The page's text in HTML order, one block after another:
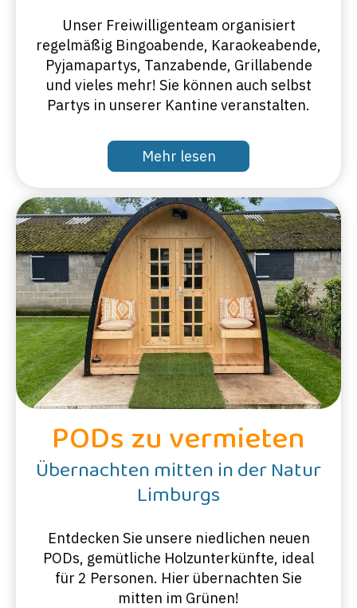
Unser Freiwilligenteam organisiert
regelmäßig Bingoabende, Karaokeabende,
Pyjamapartys, Tanzabende, Grillabende
und vieles mehr! Sie können auch selbst
Partys in unserer Kantine veranstalten.
Mehr lesen
PODs zu vermieten
Übernachten mitten in der Natur
Limburgs
Entdecken Sie unsere niedlichen neuen
PODs, gemütliche Holzunterkünfte, ideal
für 2 Personen. Hier übernachten Sie
mitten im Grünen!